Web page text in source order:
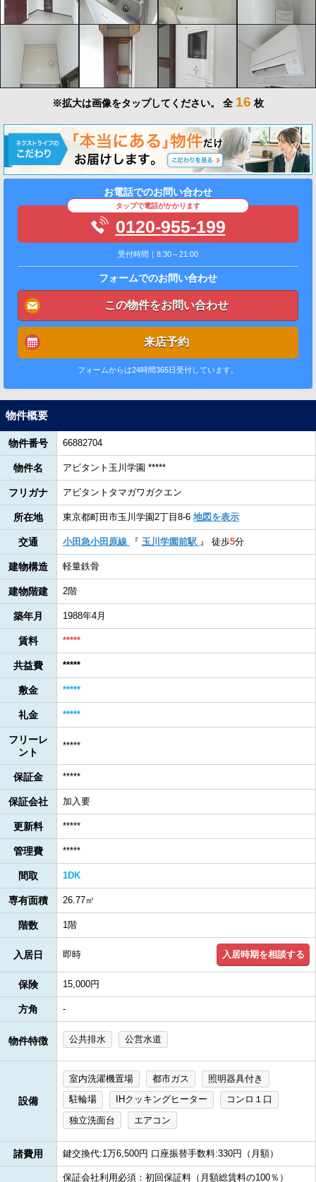
※拡大は画像をタップしてください。 全 16 枚
お電話でのお問い合わせ
タップで電話がかかります
0120-955-199
受付時間｜8:30～21:00
フォームでのお問い合わせ
この物件をお問い合わせ
来店予約
フォームからは24時間365日受付しています。
物件概要
物件番号 66882704
物件名 アビタント玉川学園 *****
フリガナ アビタントタマガワガクエン
所在地 東京都町田市玉川学園2丁目8-6 地図を表示
交通 小田急小田原線 『 玉川学園前駅 』 徒歩5分
建物構造 軽量鉄骨
建物階建 2階
築年月 1988年4月
賃料 *****
共益費 *****
敷金 *****
礼金 *****
フリーレ
ント
*****
保証金 *****
保証会社 加入要
更新料 *****
管理費 *****
間取 1DK
専有面積 26.77㎡
階数 1階
入居日 即時 入居時期を相談する
保険 15,000円
方角 -
物件特徴 公共排水 公営水道
設備
室内洗濯機置場 都市ガス
照明器具付き
駐輪場
IHクッキングヒーター
コンロ１口
独立洗面台
エアコン
諸費用 鍵交換代:1万6,500円 口座振替手数料:330円（月額）
保証会社利用必須：初回保証料（月額総賃料の100％）